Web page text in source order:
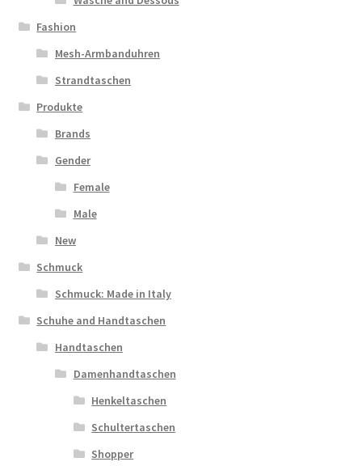
Fashion
Mesh-Armbanduhren
Strandtaschen
Produkte
Brands
Gender
Female
Male
New
Schmuck
Schmuck: Made in Italy
Schuhe and Handtaschen
Handtaschen
Damenhandtaschen
Henkeltaschen
Schultertaschen
Shopper